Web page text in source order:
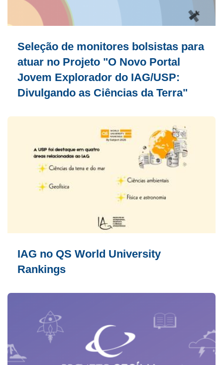
Seleção de monitores bolsistas para
atuar no Projeto "O Novo Portal
Jovem Explorador do IAG/USP:
Divulgando as Ciências da Terra"
IAG no QS World University
Rankings